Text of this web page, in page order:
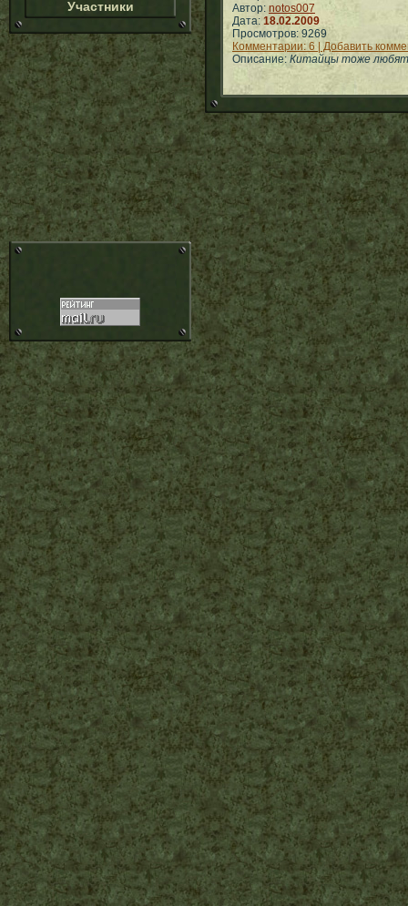
Участники
Автор: notos007
Дата: 18.02.2009
Просмотров: 9269
Комментарии: 6 | Добавить
Описание: Китайцы тоже любят